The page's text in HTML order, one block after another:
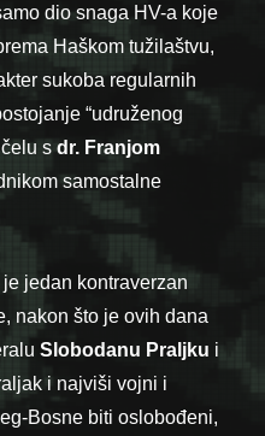
dio snaga HV-a koje
Haškom tužilaštvu,
sukoba regularnih
“udruženog
čelu sdr. Franjom
samostalne
jedan kontraverzan
nakon što je ovih dana
Slobodanu Praljku i
i najviši vojni i
Bosne biti oslobođeni,